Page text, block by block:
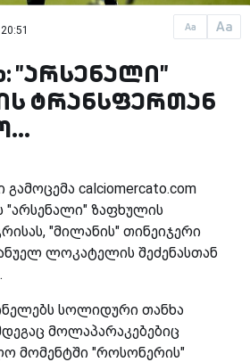
Aa Aa
"არსენალი"
ტრანსფერთან
calciomercato.com
"არსენალი" ზაფხულის
"მილანის" თინეიჯერი
ლოკატელის შეძენასთან
სოლიდური თანხა
მოლაპარაკებებიც
მომენტში "როსონერის"